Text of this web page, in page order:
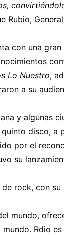
Rubio,
con una
Lo Nuestro,
a su
y algunas
disco, a
por el
su
rock, con
mundo,
Rdio